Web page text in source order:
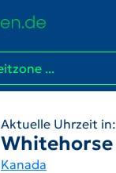
Aktuelle Uhrzeit in:
Whitehorse
Kanada